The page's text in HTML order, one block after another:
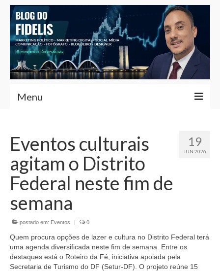
Menu
Fernando Fidelis
Café com Fidelis
Notícias Brasília
Contato
Currículo
19
JUN 2026
Eventos culturais
agitam o Distrito
Federal neste fim de
semana
postado em: Eventos | 0
Quem procura opções de lazer e cultura no Distrito Federal terá
uma agenda diversificada neste fim de semana. Entre os
destaques está o Roteiro da Fé, iniciativa apoiada pela
Secretaria de Turismo do DF (Setur-DF). O projeto reúne 15